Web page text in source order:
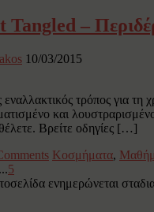
Tangled –
10/03/2015
τρόπος για τη
και
Βρείτε οδηγίες […]
Κοσμήματα,
...5
ενημερώνεται